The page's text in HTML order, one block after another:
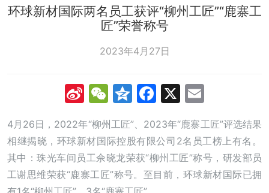
环球新材国际两名员工获评“柳州工匠”“鹿寨工
匠”荣誉称号
2023年4月27日
SinaWeChat
Qzone
Facebook
X
4月26日，2022年“柳州工匠”、2023年“鹿寨工匠”评选结果
相继揭晓，环球新材国际控股有限公司2名员工榜上有名。
其中：珠光车间员工佘晓龙荣获“柳州工匠”称号，研发部员
工谢思维荣获“鹿寨工匠”称号。至目前，环球新材国际已拥